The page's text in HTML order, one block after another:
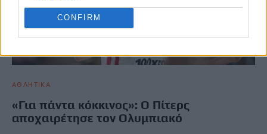
CONFIRM
ΑΘΛΗΤΙΚΑ
«Για πάντα κόκκινος»: Ο Πίτερς
αποχαιρέτησε τον Ολυμπιακό